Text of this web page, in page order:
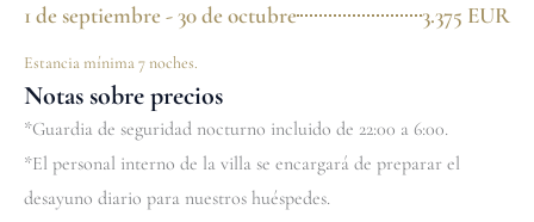
1 de septiembre - 30 de octubre 3.375 EUR
Estancia mínima 7 noches.
Notas sobre precios
*Guardia de seguridad nocturno incluido de 22:00 a 6:00.
*El personal interno de la villa se encargará de preparar el
desayuno diario para nuestros huéspedes.